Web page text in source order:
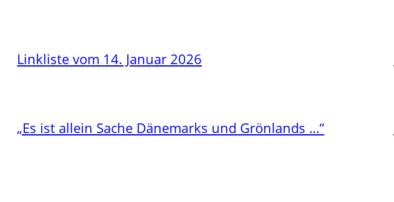
Linkliste vom 14. Januar 2026
„Es ist allein Sache Dänemarks und Grönlands …“